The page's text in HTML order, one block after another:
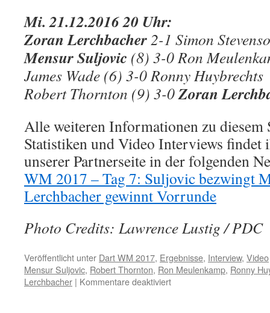
Mi. 21.12.2016 20 Uhr:
Zoran Lerchbacher2-1 Simon
Mensur Suljovic (8) 3-0 Ron
James Wade (6) 3-0 Ronny Huybrechts
Robert Thornton (9) 3-0Zoran
Alle weiteren Informationen zu diesem
Statistiken und Video Interviews findet
unserer Partnerseite in der folgenden
WM 2017 – Tag 7: Suljovic bezwingt
Lerchbacher gewinnt Vorrunde
Photo Credits: Lawrence Lustig / PDC
Veröffentlicht unter Dart WM 2017, Ergebnisse, Interview, Video
Mensur Suljovic, Robert Thornton, Ron Meulenkamp, Ronny
Lerchbacher | Kommentare deaktiviertfür